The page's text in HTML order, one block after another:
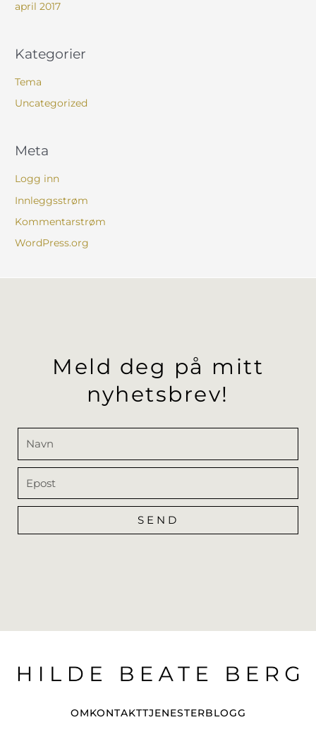
april 2017
Kategorier
Tema
Uncategorized
Meta
Logg inn
Innleggsstrøm
Kommentarstrøm
WordPress.org
Meld deg på mitt
nyhetsbrev!
SEND
OMKONTAKTTJENESTERBLOGG